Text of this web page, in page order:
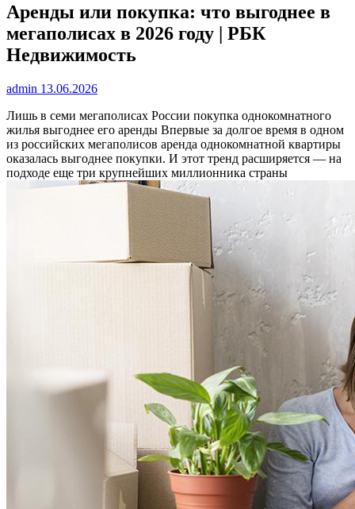
Аренды или покупка: что выгоднее в
мегаполисах в 2026 году | РБК
Недвижимость
admin 13.06.2026
Лишь в семи мегаполисах России покупка однокомнатного
жилья выгоднее его аренды Впервые за долгое время в одном
из российских мегаполисов аренда однокомнатной квартиры
оказалась выгоднее покупки. И этот тренд расширяется — на
подходе еще три крупнейших миллионника страны